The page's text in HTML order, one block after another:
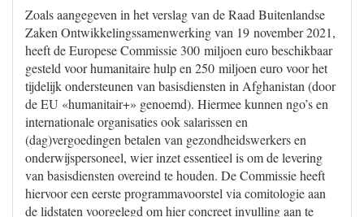
Zoals aangegeven in het verslag van de Raad Buitenlandse
Zaken Ontwikkelingssamenwerking van 19 november 2021,
heeft de Europese Commissie 300 miljoen euro beschikbaar
gesteld voor humanitaire hulp en 250 miljoen euro voor het
tijdelijk ondersteunen van basisdiensten in Afghanistan (door
de EU «humanitair+» genoemd). Hiermee kunnen ngo’s en
internationale organisaties ook salarissen en
(dag)vergoedingen betalen van gezondheidswerkers en
onderwijspersoneel, wier inzet essentieel is om de levering
van basisdiensten overeind te houden. De Commissie heeft
hiervoor een eerste programmavoorstel via comitologie aan
de lidstaten voorgelegd om hier concreet invulling aan te